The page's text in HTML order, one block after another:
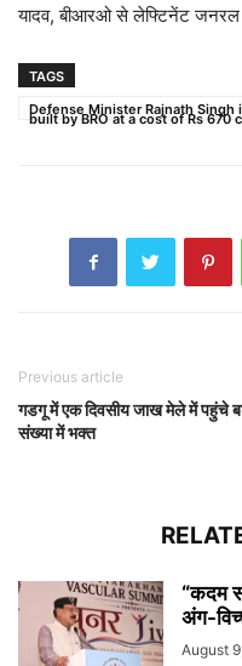
यादव, बीआरओ से लेफ्टिनेंट जनरल
TAGS
Defense Minister Rajnath
built by BRO at a cost of Rs 670
Previous article
गडगू में एक दिवसीय जाख मेले में पहुंचे
संख्या में भक्त
“कदम
अंग-
August